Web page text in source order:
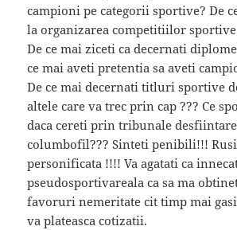
campioni pe categorii sportive? De
la organizarea competitiilor
De ce mai ziceti ca decernati
ce mai aveti pretentia sa aveti
De ce mai decernati titluri sportive
altele care va trec prin cap ??? Ce
daca cereti prin tribunale
columbofil??? Sinteti penibili!!!
personificata !!!! Va agatati ca
pseudosportivareala ca sa ma
favoruri nemeritate cit timp mai
va plateasca cotizatii.